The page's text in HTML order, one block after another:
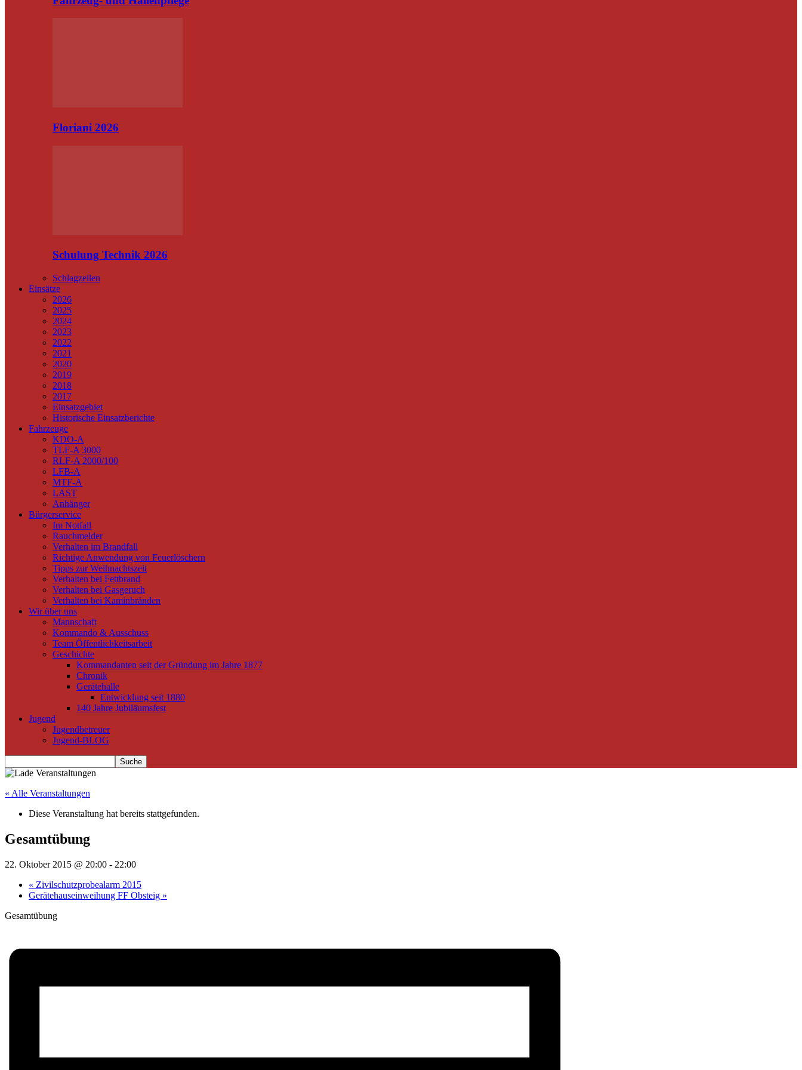
Floriani 2026
Schulung Technik 2026
Schlagzeilen
Einsätze
2026
2025
2024
2023
2022
2021
2020
2019
2018
2017
Einsatzgebiet
Historische Einsatzberichte
Fahrzeuge
KDO-A
TLF-A 3000
RLF-A 2000/100
LFB-A
MTF-A
LAST
Anhänger
Bürgerservice
Im Notfall
Rauchmelder
Verhalten im Brandfall
Richtige Anwendung von Feuerlöschern
Tipps zur Weihnachtszeit
Verhalten bei Fettbrand
Verhalten bei Gasgeruch
Verhalten bei Kaminbränden
Wir über uns
Mannschaft
Kommando & Ausschuss
Team Öffentlichkeitsarbeit
Geschichte
Kommandanten seit der Gründung im Jahre 1877
Chronik
Gerätehalle
Entwicklung seit 1880
140 Jahre Jubiläumsfest
Jugend
Jugendbetreuer
Jugend-BLOG
« Alle Veranstaltungen
Diese Veranstaltung hat bereits stattgefunden.
Gesamtübung
22. Oktober 2015 @ 20:00 - 22:00
« Zivilschutzprobealarm 2015
Gerätehauseinweihung FF Obsteig »
Gesamtübung